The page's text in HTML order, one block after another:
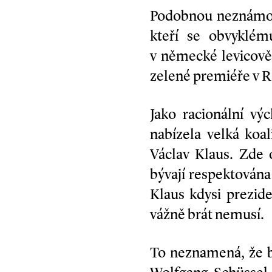
Podobnou
kteří se
v německé
zelené premiéře v
Jako racionální
nabízela velká
Václav Klaus. Zde
bývají
Klaus kdysi
vážně brát nemusí.
To neznamená, že